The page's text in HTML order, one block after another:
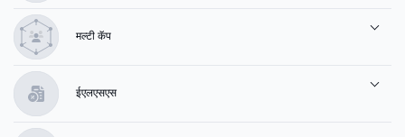
मल्टी कॅप
ईएलएसएस